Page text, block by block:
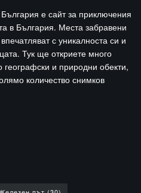
е сайт за приключения
в България. Места забравени
с уникалноста си и
Тук ще откриете много
и природни обекти,
количество снимков